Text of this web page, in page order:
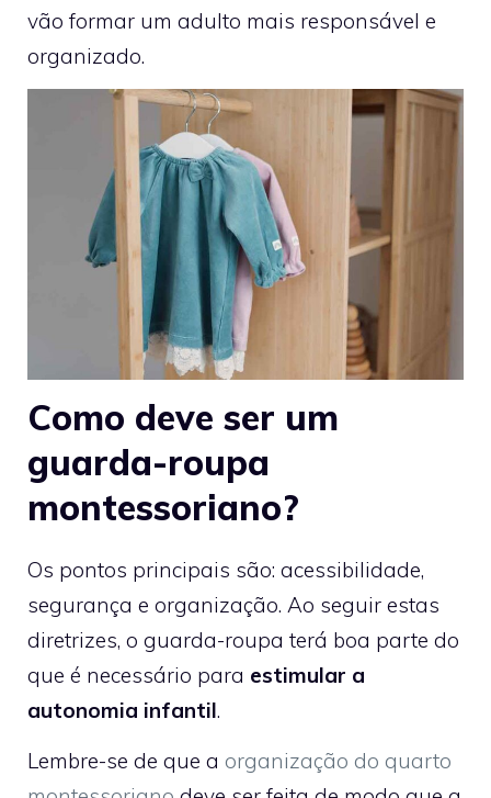
vão formar um adulto mais responsável e
organizado.
Como deve ser um
guarda-roupa
montessoriano?
Os pontos principais são: acessibilidade,
segurança e organização. Ao seguir estas
diretrizes, o guarda-roupa terá boa parte do
que é necessário para estimular a
autonomia infantil.
Lembre-se de que a organização do quarto